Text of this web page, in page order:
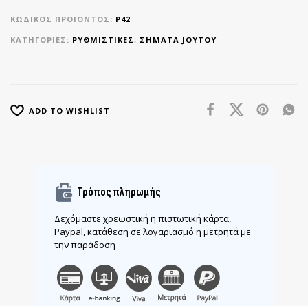
ΚΩΔΙΚΌΣ ΠΡΟΪΌΝΤΟΣ: Ρ42
ΚΑΤΗΓΟΡΊΕΣ: ΡΥΘΜΙΣΤΙΚΈΣ, ΣΉΜΑΤΑ JOYTOY
ADD TO WISHLIST
Τρόπος πληρωμής
Δεχόμαστε χρεωστική η πιστωτική κάρτα,
Paypal, κατάθεση σε λογαριασμό η μετρητά με
την παράδοση